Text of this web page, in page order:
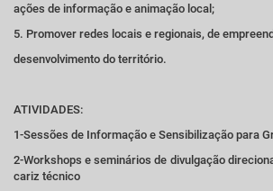
ações de informação e animação local;
5. Promover redes locais e regionais, de
desenvolvimento do território.
ATIVIDADES:
1-Sessões de Informação e Sensibilização para
2-Workshops e seminários de divulgação
cariz técnico